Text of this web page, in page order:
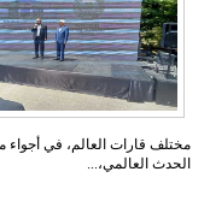
مختلف قارات العالم، في أجواء
الحدث العالمي،...